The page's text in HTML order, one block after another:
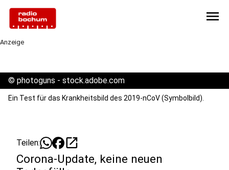
menu
Anzeige
© photoguns - stock.adobe.com
Ein Test für das Krankheitsbild des 2019-nCoV (Symbolbild).
Teilen: open_in_new
Corona-Update, keine neuen